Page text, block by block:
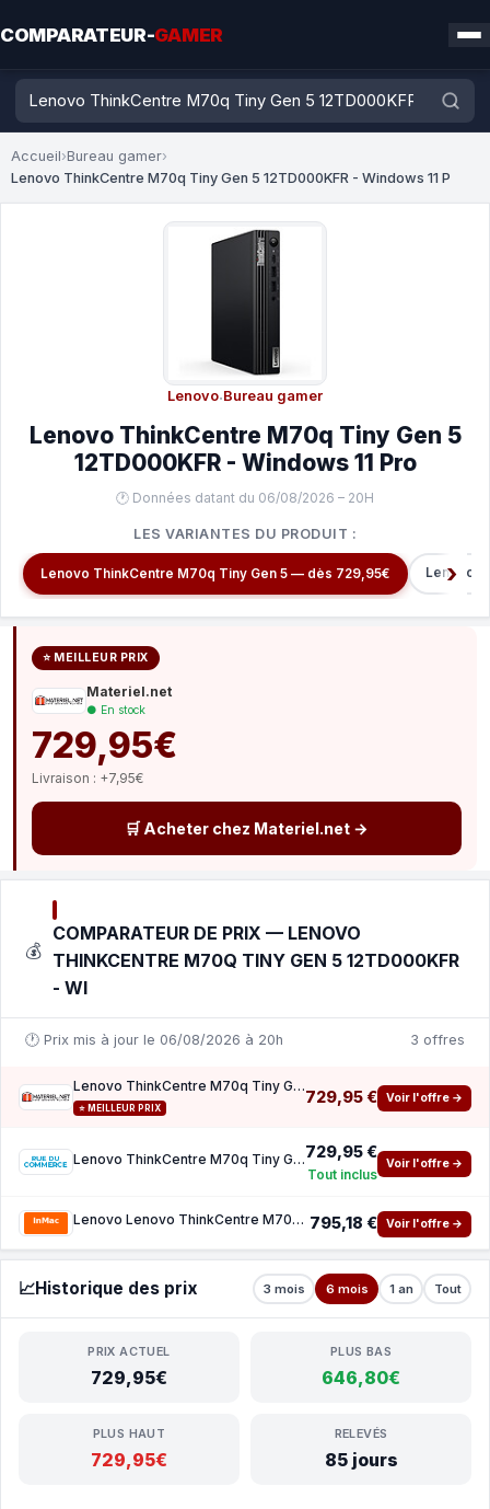
COMPARATEUR-GAMER
Accueil›Bureau gamer›
Lenovo ThinkCentre M70q Tiny Gen 5 12TD000KFR - Windows 11 P
Lenovo·Bureau gamer
Lenovo ThinkCentre M70q Tiny Gen 5
12TD000KFR - Windows 11 Pro
🕐 Données datant du 06/08/2026 – 20H
LES VARIANTES DU PRODUIT :
Lenovo ThinkCentre M70q Tiny Gen 5 — dès 729,95€ Lenovo
⭐ MEILLEUR PRIX
Materiel.net
● En stock
729,95€
Livraison : +7,95€
🛒 Acheter chez Materiel.net →
💰
COMPARATEUR DE PRIX — LENOVO
THINKCENTRE M70Q TINY GEN 5 12TD000KFR
- WI
🕐 Prix mis à jour le 06/08/2026 à 20h 3 offres
Lenovo ThinkCentre M70q Tiny Gen 5 12TD000KFR - Windows 11 Pro
⭐ MEILLEUR PRIX
729,95 € Voir l'offre →
Lenovo ThinkCentre M70q Tiny Gen 5 (12TD000KFR)729,95 €
Tout inclus
Voir l'offre →
Lenovo Lenovo ThinkCentre M70q Gen 5 - minuscule Core i3 i3-14100T 2.7 GHz - 8 Go - SSD 25 795,18 € Voir l'offre →
📈Historique des prix 3 mois 6 mois 1 an Tout
PRIX ACTUEL
729,95€
PLUS BAS
646,80€
PLUS HAUT
729,95€
RELEVÉS
85 jours